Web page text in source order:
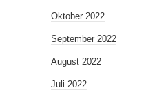
Oktober 2022
September 2022
August 2022
Juli 2022